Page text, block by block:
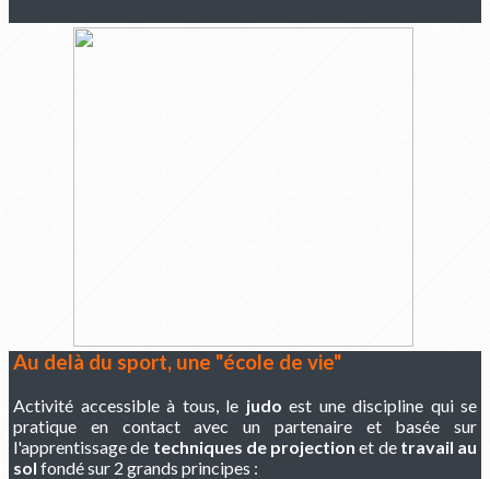
Au delà du sport, une "école de vie"
Activité accessible à tous, le judo est une discipline qui se
pratique en contact avec un partenaire et basée sur
l'apprentissage de techniques de projection et de travail au
sol fondé sur 2 grands principes :